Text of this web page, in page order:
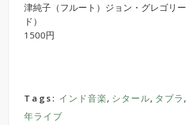
津純子（フルート）ジョン・グレゴリ
ド）
1500円
Tags: インド音楽, シタール, タブラ ,
年ライブ